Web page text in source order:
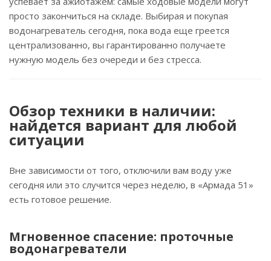
просто закончиться на складе. Выбирая и покупая
водонагреватель сегодня, пока вода еще греется
централизованно, вы гарантированно получаете
нужную модель без очереди и без стресса.
Обзор техники в наличии:
найдется вариант для любой
ситуации
Вне зависимости от того, отключили вам воду уже
сегодня или это случится через неделю, в «Армада 51»
есть готовое решение.
Мгновенное спасение: проточные
водонагреватели